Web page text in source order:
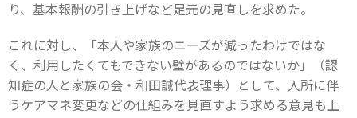
り、基本報酬の引き上げなど足元の見直しを求めた。
これに対し、「本人や家族のニーズが減ったわけではな
く、利用したくてもできない壁があるのではないか」（認
知症の人と家族の会・和田誠代表理事）として、入所に伴
うケアマネ変更などの仕組みを見直すよう求める意見も上